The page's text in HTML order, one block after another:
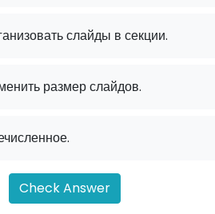
слайды в секции.
размер слайдов.
Check Answer